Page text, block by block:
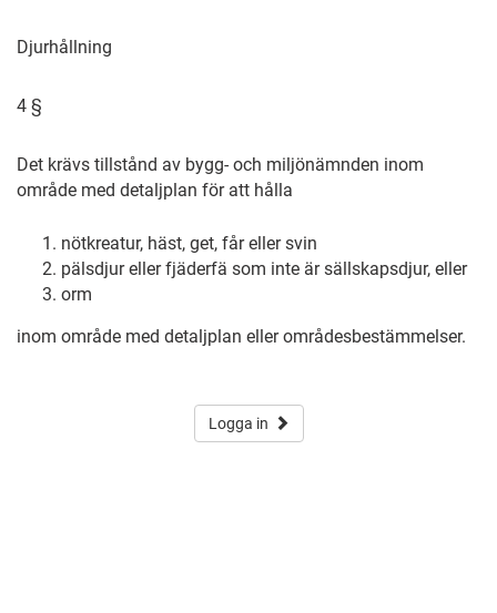
Djurhållning
4 §
Det krävs tillstånd av bygg- och miljönämnden inom
område med detaljplan för att hålla
nötkreatur, häst, get, får eller svin
pälsdjur eller fjäderfä som inte är sällskapsdjur, eller
orm
inom område med detaljplan eller områdesbestämmelser.
Logga in